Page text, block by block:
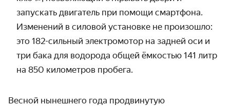
запускать двигатель при помощи смартфона.
Изменений в силовой установке не произошло:
это 182-сильный электромотор на задней оси и
три бака для водорода общей ёмкостью 141 литр
на 850 километров пробега.
Весной нынешнего года продвинутую